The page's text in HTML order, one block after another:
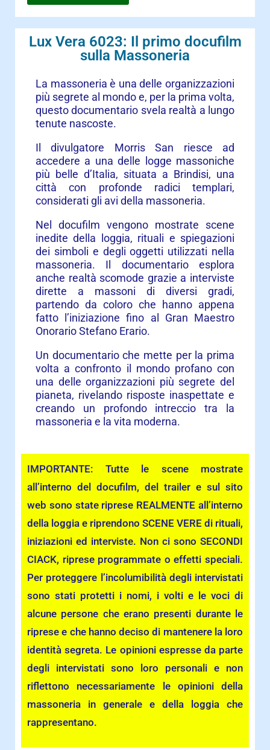
Lux Vera 6023: Il primo docufilm
sulla Massoneria
La massoneria è una delle organizzazioni
più segrete al mondo e, per la prima volta,
questo documentario svela realtà a lungo
tenute nascoste.
Il divulgatore Morris San riesce ad
accedere a una delle logge massoniche
più belle d’Italia, situata a Brindisi, una
città con profonde radici templari,
considerati gli avi della massoneria.
Nel docufilm vengono mostrate scene
inedite della loggia, rituali e spiegazioni
dei simboli e degli oggetti utilizzati nella
massoneria. Il documentario esplora
anche realtà scomode grazie a interviste
dirette a massoni di diversi gradi,
partendo da coloro che hanno appena
fatto l’iniziazione fino al Gran Maestro
Onorario Stefano Erario.
Un documentario che mette per la prima
volta a confronto il mondo profano con
una delle organizzazioni più segrete del
pianeta, rivelando risposte inaspettate e
creando un profondo intreccio tra la
massoneria e la vita moderna.
IMPORTANTE: Tutte le scene mostrate
all’interno del docufilm, del trailer e sul sito
web sono state riprese REALMENTE all’interno
della loggia e riprendono SCENE VERE di rituali,
iniziazioni ed interviste. Non ci sono SECONDI
CIACK, riprese programmate o effetti speciali.
Per proteggere l’incolumibilità degli intervistati
sono stati protetti i nomi, i volti e le voci di
alcune persone che erano presenti durante le
riprese e che hanno deciso di mantenere la loro
identità segreta. Le opinioni espresse da parte
degli intervistati sono loro personali e non
riflettono necessariamente le opinioni della
massoneria in generale e della loggia che
rappresentano.